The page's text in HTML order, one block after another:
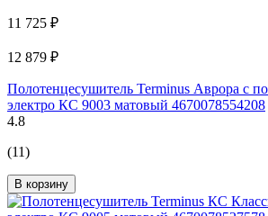
11 725 ₽
12 879 ₽
Полотенцесушитель Terminus Аврора с
электро КС 9003 матовый 4670078554208
4.8
(11)
В корзину